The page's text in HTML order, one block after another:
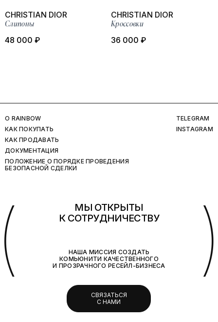
CHRISTIAN DIOR
Слипоны
48 000 ₽
CHRISTIAN DIOR
Кроссовки
36 000 ₽
O RAINBOW
КАК ПОКУПАТЬ
КАК ПРОДАВАТЬ
ДОКУМЕНТАЦИЯ
ПОЛОЖЕНИЕ О ПОРЯДКЕ ПРОВЕДЕНИЯ
БЕЗОПАСНОЙ СДЕЛКИ
TELEGRAM
INSTAGRAM
МЫ ОТКРЫТЫ
К СОТРУДНИЧЕСТВУ
НАША МИССИЯ СОЗДАТЬ
КОМЬЮНИТИ КАЧЕСТВЕННОГО
И ПРОЗРАЧНОГО РЕСЕЙЛ-БИЗНЕСА
СВЯЗАТЬСЯ
С НАМИ